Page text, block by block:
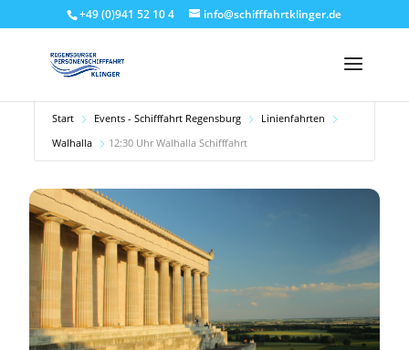
+49 (0)941 52 10 4 info@schifffahrtklinger.de
Start Events - Schifffahrt Regensburg
Linienfahrten
Walhalla
12:30 Uhr Walhalla Schifffahrt